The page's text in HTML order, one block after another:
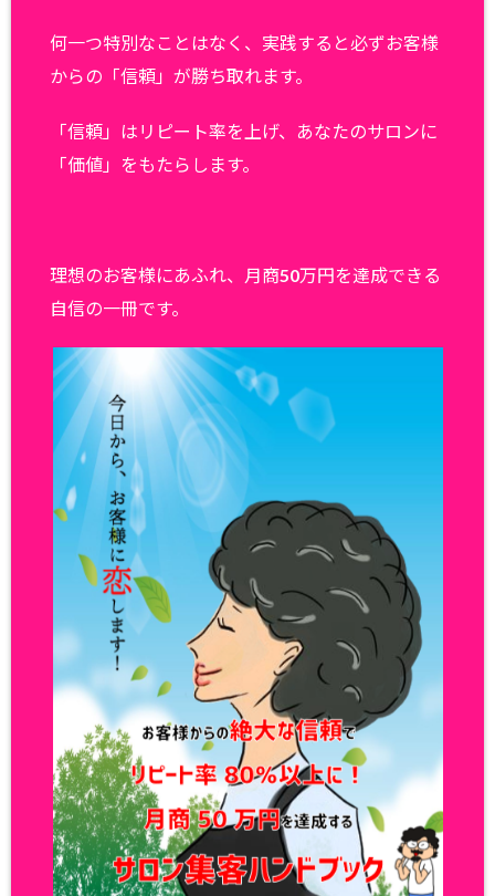
何一つ特別なことはなく、実践すると必ずお客様
からの「信頼」が勝ち取れます。
「信頼」はリピート率を上げ、あなたのサロンに
「価値」をもたらします。
理想のお客様にあふれ、月商50万円を達成できる
自信の一冊です。